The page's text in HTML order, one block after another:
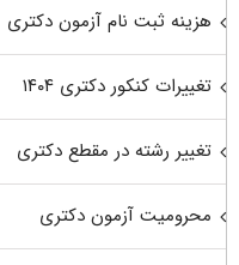
هزینه ثبت نام آزمون دکتری
تغییرات کنکور دکتری ۱۴۰۴
تغییر رشته در مقطع دکتری
محرومیت آزمون دکتری